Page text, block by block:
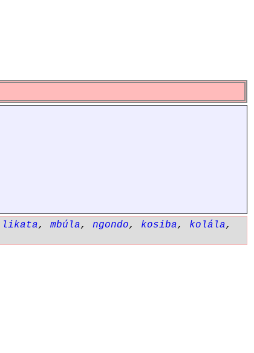
likata, mbúla, ngondo, kosiba, kolála,